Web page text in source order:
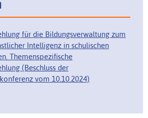
für die Bildungsverwaltung zum
Intelligenz in schulischen
Themenspezifische
(Beschluss der
vom 10.10.2024)